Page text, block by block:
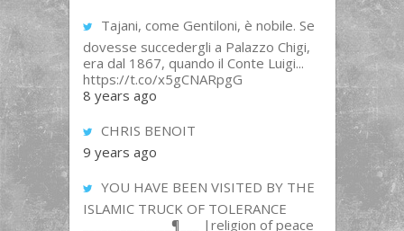
Tajani, come Gentiloni, è nobile. Se
dovesse succedergli a Palazzo Chigi,
era dal 1867, quando il Conte Luigi...
https://t.co/x5gCNARpgG
8 years ago
CHRIS BENOIT
9 years ago
YOU HAVE BEEN VISITED BY THE
ISLAMIC TRUCK OF TOLERANCE
______________¶___ |religion of peace